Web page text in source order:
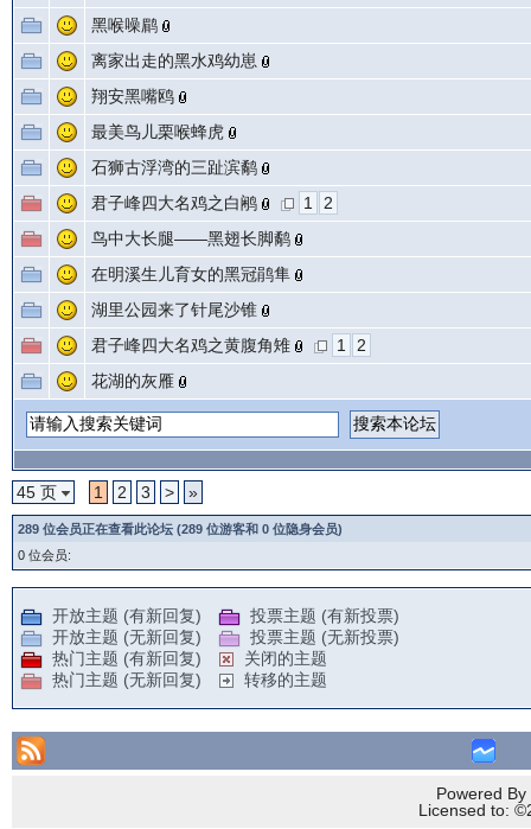
黑喉噪鹛
离家出走的黑水鸡幼崽
翔安黑嘴鸥
最美鸟儿栗喉蜂虎
石狮古浮湾的三趾滨鹬
君子峰四大名鸡之白鹇
1
2
鸟中大长腿——黑翅长脚鹬
在明溪生儿育女的黑冠鹃隼
湖里公园来了针尾沙锥
君子峰四大名鸡之黄腹角雉
1
2
花湖的灰雁
45 页 1 2 3 > »
289 位会员正在查看此论坛 (289 位游客和 0 位隐身会员)
0 位会员:
开放主题 (有新回复)
开放主题 (无新回复)
热门主题 (有新回复)
热门主题 (无新回复)
投票主题 (有新投票)
投票主题 (无新投票)
关闭的主题
转移的主题
Powered
Licensed to: